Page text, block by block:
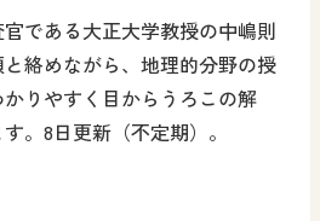
である大正大学教授の中嶋則
絡めながら、地理的分野の授
りやすく目からうろこの解
。8日更新（不定期）。